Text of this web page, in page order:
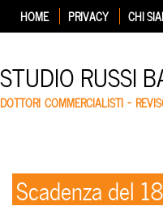
HOME PRIVACY CHI
STUDIO RUSSI
DOTTORI COMMERCIALISTI –
Scadenza del